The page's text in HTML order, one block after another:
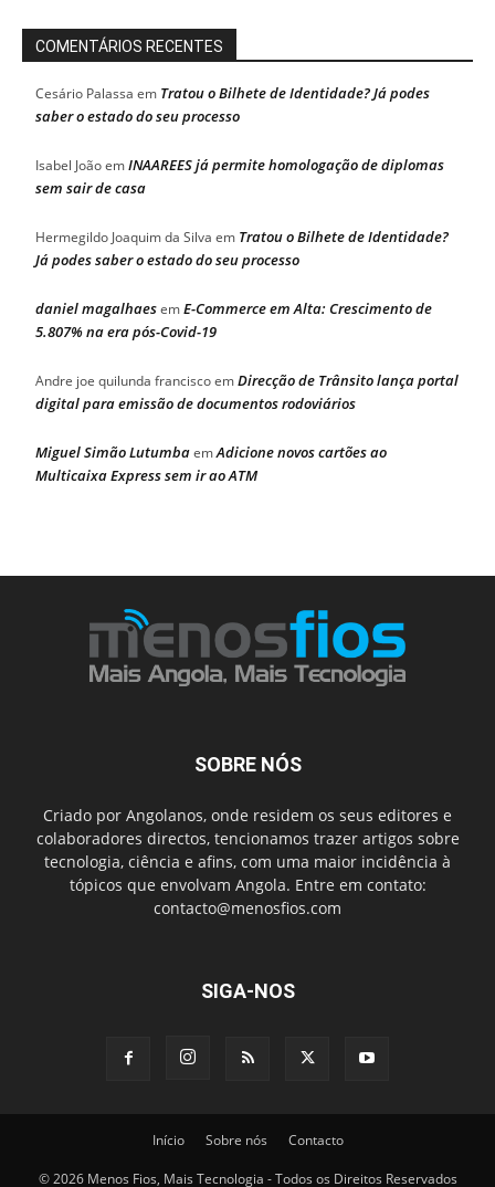
COMENTÁRIOS RECENTES
Cesário Palassa em Tratou o Bilhete de Identidade? Já podes
saber o estado do seu processo
Isabel JoãoemINAAREES já permite homologação de diplomas
sem sair de casa
Hermegildo Joaquim da Silva em Tratou o Bilhete de Identidade?
Já podes saber o estado do seu processo
daniel magalhaesemE-Commerce em Alta: Crescimento de
5.807% na era pós-Covid-19
Andre joe quilunda franciscoemDirecção de Trânsito lança portal
digital para emissão de documentos rodoviários
Miguel Simão LutumbaemAdicione novos cartões ao
Multicaixa Express sem ir ao ATM
SOBRE NÓS
Criado por Angolanos, onde residem os seus editores e
colaboradores directos, tencionamos trazer artigos sobre
tecnologia, ciência e afins, com uma maior incidência à
tópicos que envolvam Angola. Entre em contato:
contacto@menosfios.com
SIGA-NOS
Início Sobre nós Contacto
© 2026 Menos Fios, Mais Tecnologia - Todos os Direitos Reservados